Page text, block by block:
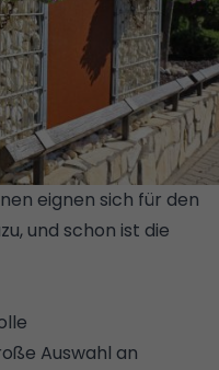
eignen sich für den
und schon ist die
Auswahl an